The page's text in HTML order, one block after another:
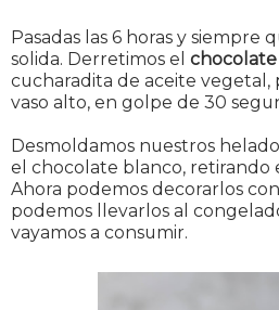
Pasadas las 6 horas y siempre
solida. Derretimos el
cucharadita de aceite
vaso alto, en golpe de 30
Desmoldamos nuestros
el chocolate blanco, retirando
Ahora podemos decorarlos
podemos llevarlos al
vayamos a consumir.